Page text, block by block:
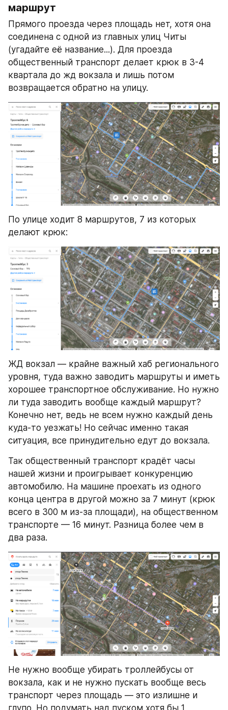
маршрут
Прямого проезда через площадь нет, хотя она
соединена с одной из главных улиц Читы
(угадайте её название...). Для проезда
общественный транспорт делает крюк в 3-4
квартала до жд вокзала и лишь потом
возвращается обратно на улицу.
По улице ходит 8 маршрутов, 7 из которых
делают крюк:
ЖД вокзал — крайне важный хаб регионального
уровня, туда важно заводить маршруты и иметь
хорошее транспортное обслуживание. Но нужно
ли туда заводить вообще каждый маршрут?
Конечно нет, ведь не всем нужно каждый день
куда-то уезжать! Но сейчас именно такая
ситуация, все принудительно едут до вокзала.
Так общественный транспорт крадёт часы
нашей жизни и проигрывает конкуренцию
автомобилю. На машине проехать из одного
конца центра в другой можно за 7 минут (крюк
всего в 300 м из-за площади), на общественном
транспорте — 16 минут. Разница более чем в
два раза.
Не нужно вообще убирать троллейбусы от
вокзала, как и не нужно пускать вообще весь
транспорт через площадь — это излишне и
глупо. Но подумать над пуском хотя бы 1